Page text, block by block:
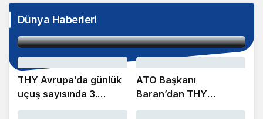
Dünya Haberleri
Avrupa’daki liderliğini koruyan İGA İstanbul
THY Avrupa’da günlük
uçuş sayısında 3.
sıradaki yerini korudu
ATO Başkanı
Baran’dan THY
Yönetim Kurulu Başkanı